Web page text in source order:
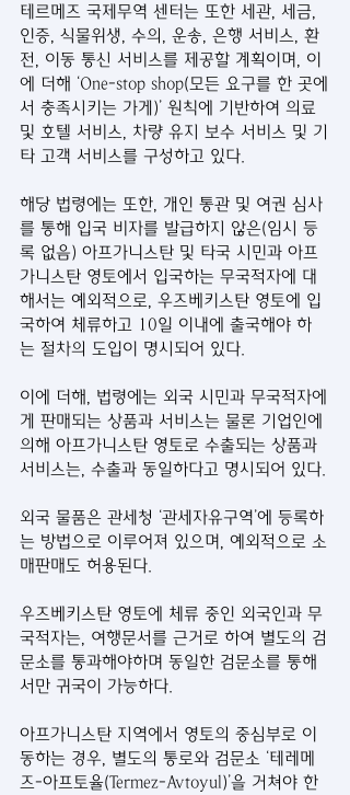
테르메즈 국제무역 센터는 또한 세관, 세금,
인증, 식물위생, 수의, 운송, 은행 서비스, 환
전, 이동 통신 서비스를 제공할 계획이며, 이
에 더해 ‘One-stop shop(모든 요구를 한 곳에
서 충족시키는 가게)’ 원칙에 기반하여 의료
및 호텔 서비스, 차량 유지 보수 서비스 및 기
타 고객 서비스를 구성하고 있다.
해당 법령에는 또한, 개인 통관 및 여권 심사
를 통해 입국 비자를 발급하지 않은(임시 등
록 없음) 아프가니스탄 및 타국 시민과 아프
가니스탄 영토에서 입국하는 무국적자에 대
해서는 예외적으로, 우즈베키스탄 영토에 입
국하여 체류하고 10일 이내에 출국해야 하
는 절차의 도입이 명시되어 있다.
이에 더해, 법령에는 외국 시민과 무국적자에
게 판매되는 상품과 서비스는 물론 기업인에
의해 아프가니스탄 영토로 수출되는 상품과
서비스는, 수출과 동일하다고 명시되어 있다.
외국 물품은 관세청 ‘관세자유구역’에 등록하
는 방법으로 이루어져 있으며, 예외적으로 소
매판매도 허용된다.
우즈베키스탄 영토에 체류 중인 외국인과 무
국적자는, 여행문서를 근거로 하여 별도의 검
문소를 통과해야하며 동일한 검문소를 통해
서만 귀국이 가능하다.
아프가니스탄 지역에서 영토의 중심부로 이
동하는 경우, 별도의 통로와 검문소 ‘테레메
즈-아프토율(Termez-Avtoyul)’을 거쳐야 한